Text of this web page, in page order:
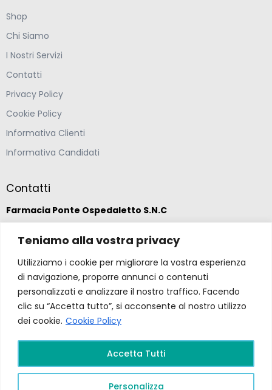
Teniamo alla vostra privacy
Utilizziamo i cookie per migliorare la vostra esperienza
di navigazione, proporre annunci o contenuti
personalizzati e analizzare il nostro traffico. Facendo
clic su “Accetta tutto”, si acconsente al nostro utilizzo
dei cookie. Cookie Policy
Personalizza
Accetta Tutti
Shop
Chi Siamo
I Nostri Servizi
Contatti
Privacy Policy
Cookie Policy
Informativa Clienti
Informativa Candidati
Contatti
Farmacia Ponte Ospedaletto S.N.C
Via della Solidarietà 2,
47020 Longiano, Forlì-Cesena
(39) 0547 57265
farmacia@ponteospedaletto.it
Farmacia Ponte Ospedaletto 2026. Tutti diritti
riservati a Farmacia Ponte Ospedaletto. Sito creato
Gruppo Ingegneria.Privacy Policy –